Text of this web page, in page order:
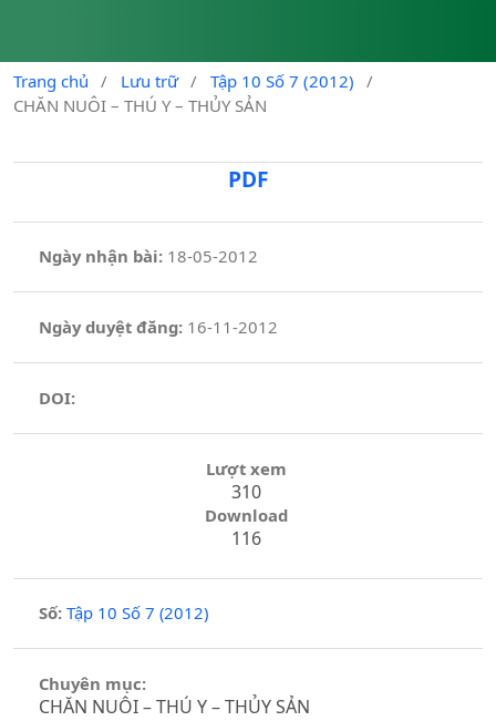
Trang chủ / Lưu trữ / Tập 10 Số 7 (2012)
/
CHĂN NUÔI – THÚ Y – THỦY SẢN
PDF
Ngày nhận bài: 18-05-2012
Ngày duyệt đăng:16-11-2012
DOI:
Lượt xem
310
Download
116
Số: Tập 10 Số 7 (2012)
Chuyên mục:
CHĂN NUÔI – THÚ Y – THỦY SẢN